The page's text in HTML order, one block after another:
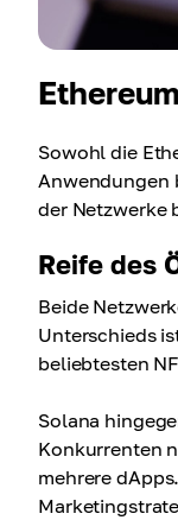
Sowohl die
Anwendungen
der Netzwerke
Reife des
Beide
Unterschieds
beliebtesten
Solana
Konkurrenten
mehrere